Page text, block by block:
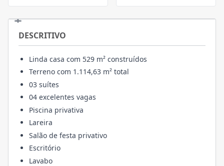
DESCRITIVO
Linda casa com 529 m² construídos
Terreno com 1.114,63 m² total
03 suítes
04 excelentes vagas
Piscina privativa
Lareira
Salão de festa privativo
Escritório
Lavabo